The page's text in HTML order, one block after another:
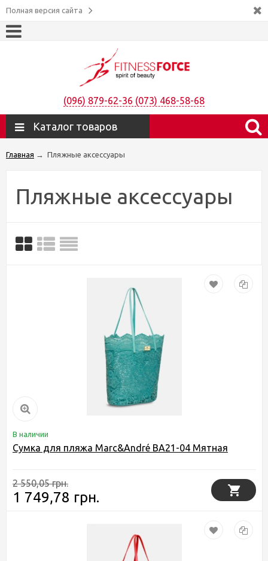
Полная версия сайта
(096) 879-62-36 (073) 468-58-68
Каталог товаров
Главная → Пляжные аксессуары
Пляжные аксессуары
В наличии
Сумка для пляжа Marc&André BA21-04 Мятная
2 550,05 грн.
1 749,78 грн.